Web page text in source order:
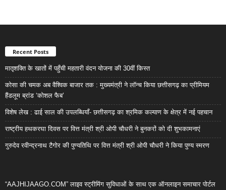
Recent Posts
मातृशक्ति के खातों में पहुँची महतारी वंदन योजना की 30वीं किस्त
कोसा की चमक अब वैश्विक बाजार तक : मुख्यमंत्री ने लॉन्च किया छत्तीसगढ़ का प्रीमियम
हैंडलूम ब्रांड ‘कोशल फैब’
विशेष लेख : ढाई साल की उपलब्धियाँ- छत्तीसगढ़ का श्रमिक कल्याण के क्षेत्र में नई पहचान
राष्ट्रीय हथकरघा दिवस पर वित्त मंत्री श्री ओपी चौधरी ने बुनकरों को दी शुभकामनाएं
गुरुदेव रवीन्द्रनाथ टैगोर की पुण्यतिथि पर वित्त मंत्री श्री ओपी चौधरी ने किया पुण्य स्मरण
“AAJHIJAAGO.COM” लाइव स्ट्रीमिंग सुविधाओं के साथ एक ऑनलाइन समाचार पोर्टल